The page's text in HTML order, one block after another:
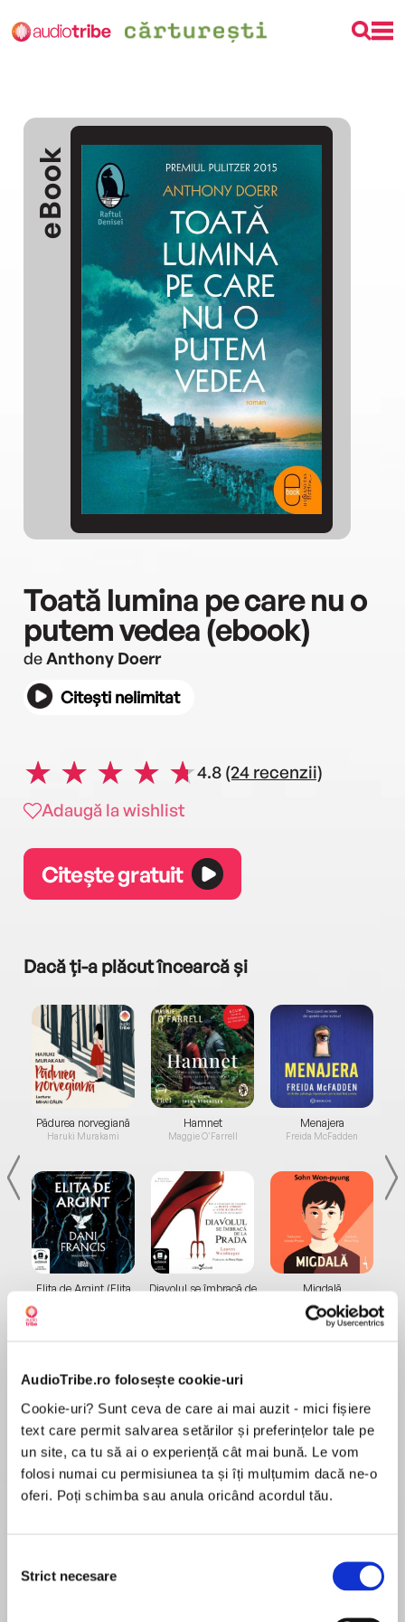
AudioTribe.ro folosește cookie-uri
Cookie-uri? Sunt ceva de care ai mai auzit - mici fișiere
text care permit salvarea setărilor și preferințelor tale pe
un site, ca tu să ai o experiență cât mai bună. Le vom
folosi numai cu permisiunea ta și îți mulțumim dacă ne-o
oferi. Poți schimba sau anula oricând acordul tău.
consimțământului
Strict necesare
eBook
Toată lumina pe care nu o
putem vedea (ebook)
deAnthony Doerr
Citești nelimitat
4.8 (24 recenzii)
Adaugă la wishlist
Citește gratuit
Dacă ți-a plăcut încearcă și
Pădurea norvegiană
Haruki Murakami
Elita de Argint (Elita
Hamnet
Maggie O'Farrell
Diavolul se îmbracă de
Menajera
Freida McFadden
Migdală
Despre carte
Traducere de Iulia Gorzo
PULITZER PRIZE 2015 — Andrew Carnegie Medal
for Excellence in Fiction 2015 — Australian
New York Times — cartea anului 2014 la Hudson
Booksellers — cartea anului 2014 la New York
Recenzii